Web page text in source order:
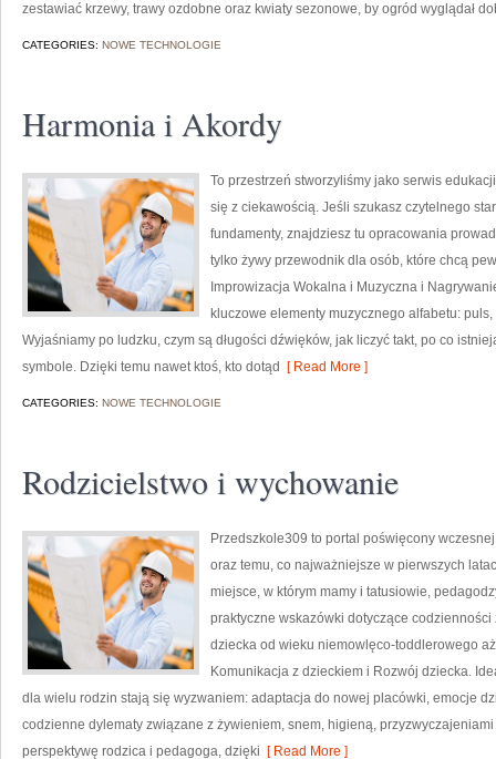
zestawiać krzewy, trawy ozdobne oraz kwiaty sezonowe, by ogród wyglądał
CATEGORIES: NOWE TECHNOLOGIE
Harmonia i Akordy
To przestrzeń stworzyliśmy jako serwis
się z ciekawością. Jeśli szukasz czytelnego
fundamenty, znajdziesz tu opracowania
tylko żywy przewodnik dla osób, które chcą
Improwizacja Wokalna i Muzyczna i
kluczowe elementy muzycznego alfabetu:
Wyjaśniamy po ludzku, czym są długości dźwięków, jak liczyć takt, po co
symbole. Dzięki temu nawet ktoś, kto dotąd
[ Read More ]
CATEGORIES: NOWE TECHNOLOGIE
Rodzicielstwo i wychowanie
Przedszkole309 to portal poświęcony
oraz temu, co najważniejsze w pierwszych
miejsce, w którym mamy i tatusiowie,
praktyczne wskazówki dotyczące
dziecka od wieku niemowlęco-toddlerowego
Komunikacja z dzieckiem i Rozwój dziecka.
dla wielu rodzin stają się wyzwaniem: adaptacja do nowej placówki, emocje
codzienne dylematy związane z żywieniem, snem, higieną,
perspektywę rodzica i pedagoga, dzięki [ Read More ]